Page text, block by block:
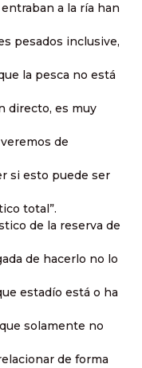
a la ría han
pesados inclusive,
la pesca no está
directo, es muy
de
si esto puede ser
total”.
de la reserva de
de hacerlo no lo
estadío está o ha
solamente no
de forma